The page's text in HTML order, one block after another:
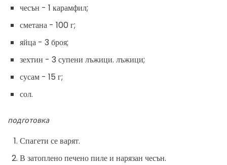
чесън - 1 карамфил;
сметана - 100 г;
яйца - 3 броя;
зехтин - 3 супени лъжици. лъжици;
сусам - 15 г;
сол.
подготовка
Спагети се варят.
В затоплено печено пиле и нарязан чесън.